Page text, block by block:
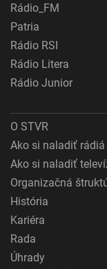
Rádio_FM
Patria
Rádio RSI
Rádio Litera
Rádio Junior
O STVR
Ako si naladiť rádiá
Ako si naladiť
Organizačná
História
Kariéra
Rada
Úhrady